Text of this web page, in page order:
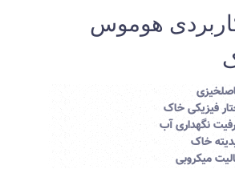
هوموس
فیزیکی خاک
نگهداری آب
خاک
میکروبی